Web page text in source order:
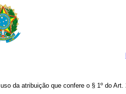
da atribuição que confere o § 1º do